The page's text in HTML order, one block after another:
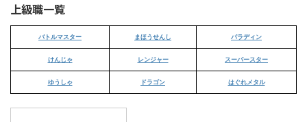
上級職一覧
バトルマスター まほうせんし パラディン
けんじゃ レンジャー スーパースター
ゆうしゃ ドラゴン はぐれメタル